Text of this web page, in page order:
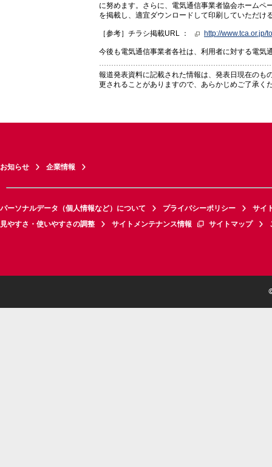
に努めます。さらに、電気通信事業者協会ホーム
を掲載し、適宜ダウンロードして印刷していただけ
［参考］チラシ掲載URL ： http://www.tca.or.jp/
今後も電気通信事業者各社は、利用者に対する電気
報道発表資料に記載された情報は、発表日現在のも
更されることがありますので、あらかじめご了承く
お知らせ 企業情報
パーソナルデータ（個人情報など）について プライバシーポリシー
サイ
見やすさ・使いやすさの調整
サイトメンテナンス情報 サイトマップ